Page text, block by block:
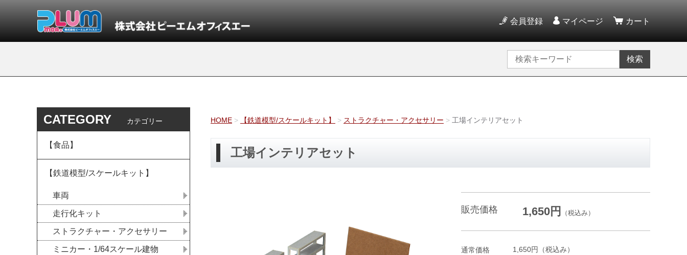
会員登録 マイページ カート
検索
HOME 【鉄道模型/スケールキット】 ストラクチャー・アクセサリー 工場インテリアセット
工場インテリアセット
販売価格 1,650円 （税込み）
通常価格 1,650円 （税込み）
CATEGORY カテゴリー
【食品】
【鉄道模型/スケールキット】
車両
走行化キット
ストラクチャー・アクセサリー
ミニカー・1/64スケール建物